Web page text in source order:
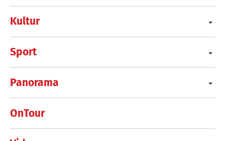
Kultur
Sport
Panorama
OnTour